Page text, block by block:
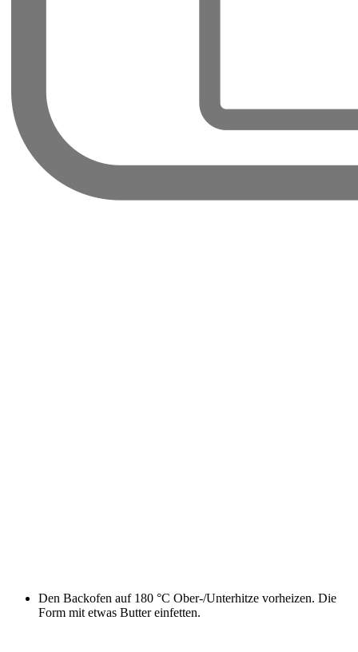
Den Backofen auf 180 °C Ober-/Unterhitze vorheizen. Die
Form mit etwas Butter einfetten.